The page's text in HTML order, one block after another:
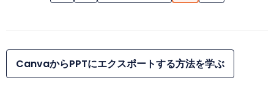
CanvaからPPTにエクスポートする方法を学ぶ